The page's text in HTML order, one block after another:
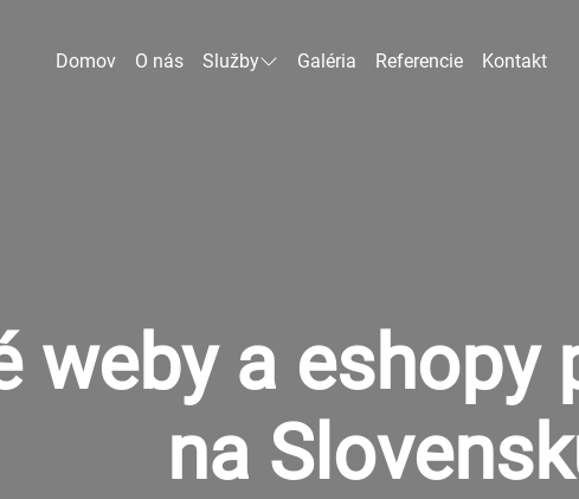
Domov O nás Služby Galéria Referencie Kontakt
weby a eshopy
na